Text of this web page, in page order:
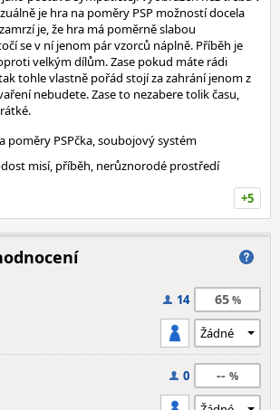
je hra na poměry PSP možností docela
je, že hra má poměrně slabou
se v ní jenom pár vzorců náplně. Příběh je
velkým dílům. Zase pokud máte rádi
tohle vlastně pořád stojí za zahrání jenom z
nebudete. Zase to nezabere tolik času,
poměry PSPčka, soubojový systém
misí, příběh, nerůznorodé prostředí
+5
14 65
0 --